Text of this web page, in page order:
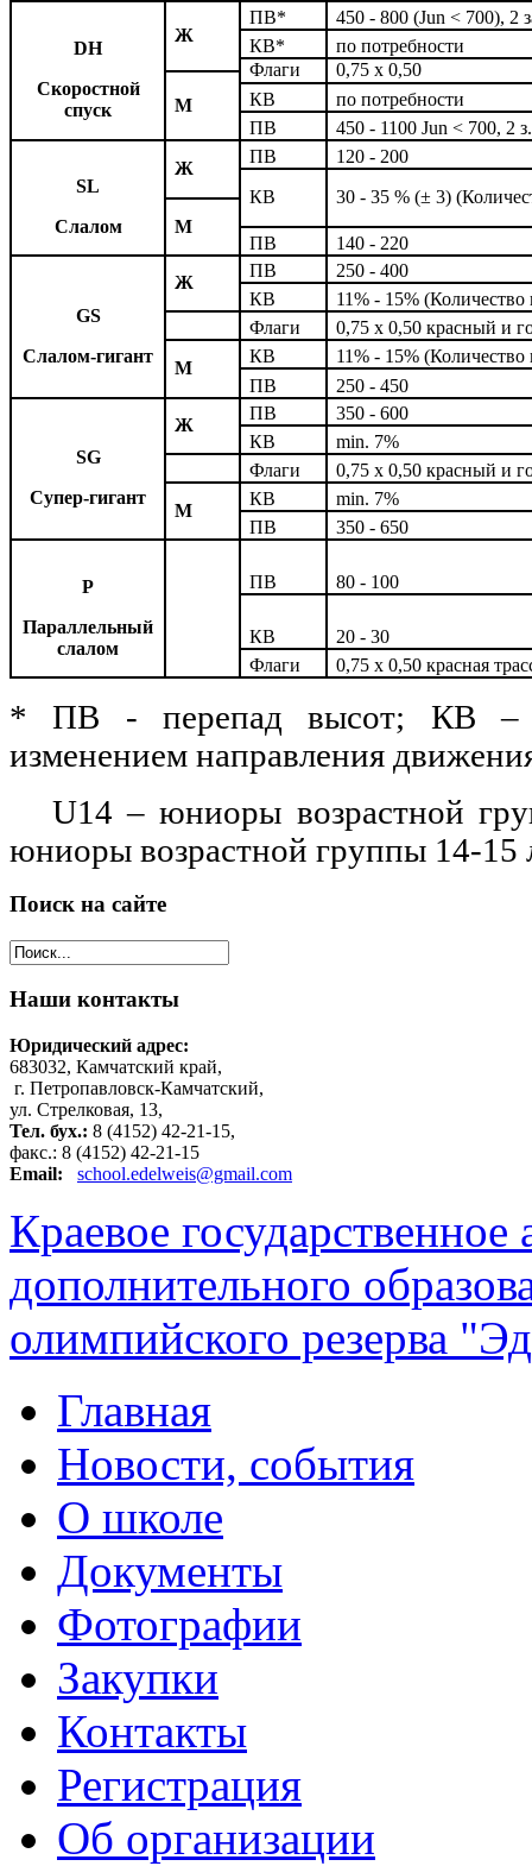
DH
Скоростной
спуск
Ж
ПВ*
450 - 800 (Jun < 700), 2
КВ*
по потребности
Флаги
0,75 x 0,50
М
КВ
по потребности
ПВ
450 - 1100 Jun < 700, 2
SL
Слалом
Ж
ПВ
120 - 200
КВ
30 - 35 % (± 3)
М
ПВ
140 - 220
GS
Слалом-гигант
Ж
ПВ
250 - 400
КВ
11% - 15% (Количество
Флаги
0,75 x 0,50 красный и
М
КВ
11% - 15% (Количество
ПВ
250 - 450
SG
Супер-гигант
Ж
ПВ
350 - 600
КВ
min. 7%
Флаги
0,75 x 0,50 красный и
М
КВ
min. 7%
ПВ
350 - 650
P
Параллельный
слалом
ПВ 80 - 100
КВ
20 - 30
Флаги
0,75 х 0,50 красная
* ПВ - перепад высот; КВ –
изменением направления
U14 – юниоры возрастной
юниоры возрастной группы 14-15
Поиск на сайте
Наши контакты
Юридический адрес:
683032, Камчатский край,
г. Петропавловск-Камчатский,
ул. Стрелковая, 13,
Тел. бух.: 8 (4152) 42-21-15,
факс.: 8 (4152) 42-21-15
Email:
school.edelweis@gmail.com
Краевое
дополнительного
олимпийского резерва
Главная
Новости, события
О школе
Документы
Фотографии
Закупки
Контакты
Регистрация
Об организации